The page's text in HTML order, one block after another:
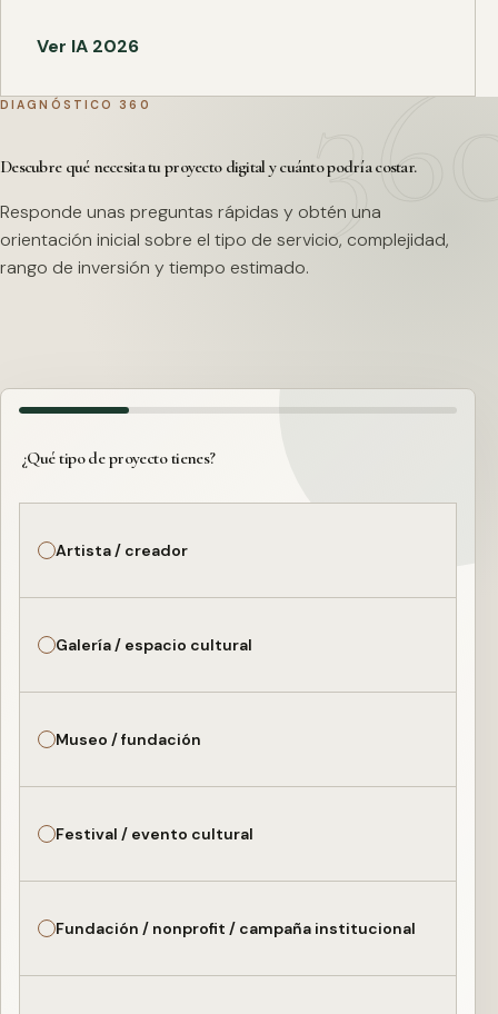
Ver IA 2026
DIAGNÓSTICO 360
Descubre qué necesita tu proyecto digital y cuánto podría costar.
Responde unas preguntas rápidas y obtén una
orientación inicial sobre el tipo de servicio, complejidad,
rango de inversión y tiempo estimado.
¿Qué tipo de proyecto tienes?
Artista / creador
Galería / espacio cultural
Museo / fundación
Festival / evento cultural
Fundación / nonprofit / campaña institucional